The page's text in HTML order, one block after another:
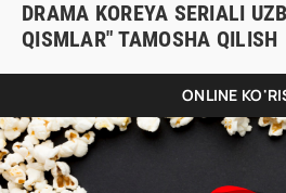
DRAMA KOREYA SERIALI
QISMLAR" TAMOSHA QILISH
ONLINE